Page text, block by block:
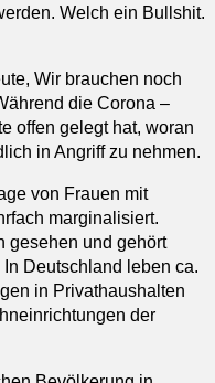
Welch ein Bullshit.
Wir brauchen noch
die Corona –
offen gelegt hat, woran
in Angriff zu nehmen.
von Frauen mit
marginalisiert.
gesehen und gehört
Deutschland leben ca.
in Privathaushalten
der